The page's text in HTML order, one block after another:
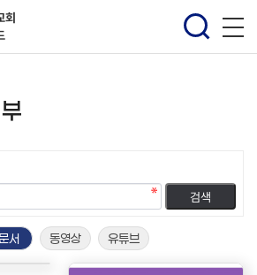
회
서 동영상 유튜브